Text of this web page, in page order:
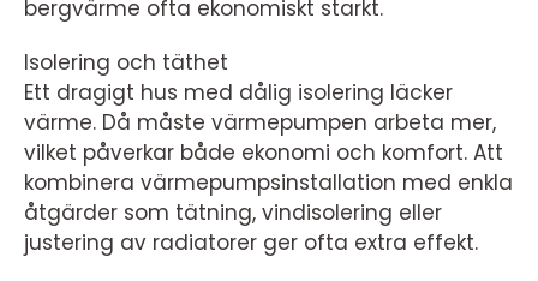
bergvärme ofta ekonomiskt starkt.
Isolering och täthet
Ett dragigt hus med dålig isolering läcker
värme. Då måste värmepumpen arbeta mer,
vilket påverkar både ekonomi och komfort. Att
kombinera värmepumpsinstallation med enkla
åtgärder som tätning, vindisolering eller
justering av radiatorer ger ofta extra effekt.